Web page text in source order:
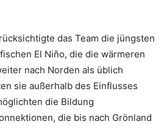
das Team die jüngsten
El Niño, die die wärmeren
nach Norden als üblich
sie außerhalb des Einflusses
die Bildung
die bis nach Grönland